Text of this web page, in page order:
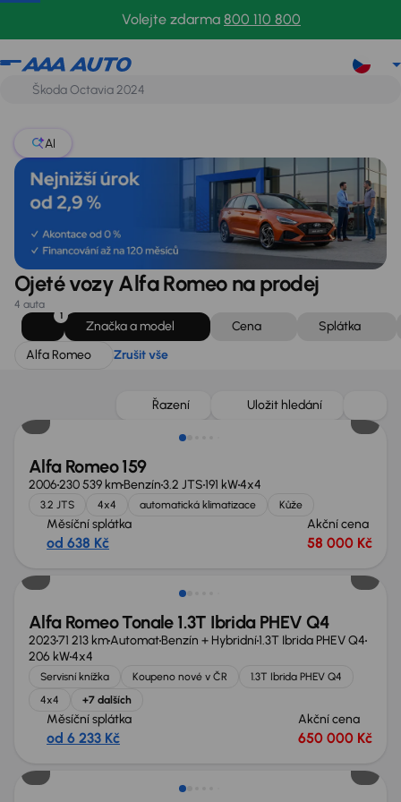
Volejte zdarma 800 110 800
Alfa Romeo
AI
Ojeté vozy Alfa Romeo na prodej
4 auta
1
Značka a model Cena
Splátka
Alfa Romeo
Zrušit vše
Řazení Uložit hledání
Alfa Romeo 159
2006230 539 kmBenzín3.2 JTS191 kW4x4
3.2 JTS 4x4 automatická klimatizace Kůže
Měsíční splátka
od 638 Kč
Akční cena
58 000 Kč
Možnost odpočtu DPH
Alfa Romeo Tonale 1.3T Ibrida PHEV Q4
202371 213 kmAutomatBenzín + Hybridní1.3T Ibrida PHEV Q4
206 kW4x4
Servisní knížka Koupeno nové v ČR
1.3T Ibrida PHEV Q4
4x4
+7 dalších
Měsíční splátka
od 6 233 Kč
Akční cena
650 000 Kč
Zlevněno o 20 000 Kč